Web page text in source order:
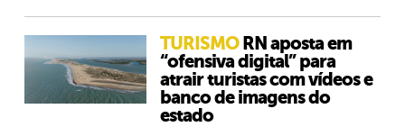
TURISMO RN aposta em
“ofensiva digital” para
atrair turistas com vídeos e
banco de imagens do
estado